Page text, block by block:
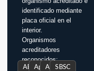
identificado mediante
placa oficial en el
interior.
Organismos
acreditadores
reconocidos:
AENORApplus+
AECB·S
VdS
SBSC